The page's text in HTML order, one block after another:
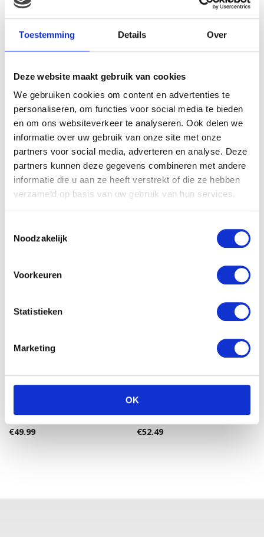
Toestemming Details Over
Deze website maakt gebruik van cookies
We gebruiken cookies om content en advertenties te
personaliseren, om functies voor social media te bieden
en om ons websiteverkeer te analyseren. Ook delen we
informatie over uw gebruik van onze site met onze
partners voor social media, adverteren en analyse. Deze
partners kunnen deze gegevens combineren met andere
informatie die u aan ze heeft verstrekt of die ze hebben
verzameld op basis van uw gebruik van hun services.
Noodzakelijk
Voorkeuren
Statistieken
Marketing
OK
Gerelateerde producten
Pampers Baby Dry – Maat
4+ Maandbox 152 st.
€49.99
Pampers New Baby –
Maat 2 Maandbox 240 st.
€52.49